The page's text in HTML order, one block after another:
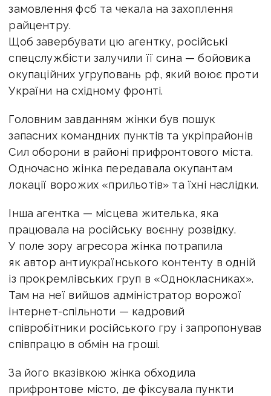
замовлення фсб та чекала на захоплення
райцентру.
Щоб завербувати цю агентку, російські
спецслужбісти залучили її сина — бойовика
окупаційних угруповань рф, який воює проти
України на східному фронті.
Головним завданням жінки був пошук
запасних командних пунктів та укріпрайонів
Сил оборони в районі прифронтового міста.
Одночасно жінка передавала окупантам
локації ворожих «прильотів» та їхні наслідки.
Інша агентка — місцева жителька, яка
працювала на російську воєнну розвідку.
У поле зору агресора жінка потрапила
як автор антиукраїнського контенту в одній
із прокремлівських груп в «Однокласниках».
Там на неї вийшов адміністратор ворожої
інтернет-спільноти — кадровий
співробітники російського гру і запропонував
співпрацю в обмін на гроші.
За його вказівкою жінка обходила
прифронтове місто, де фіксувала пункти